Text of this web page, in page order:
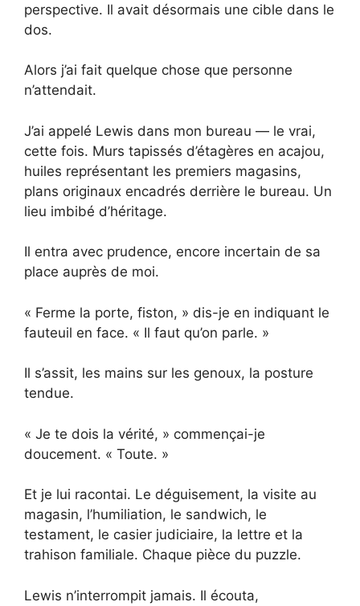
perspective. Il avait désormais une cible dans le
dos.
Alors j’ai fait quelque chose que personne
n’attendait.
J’ai appelé Lewis dans mon bureau — le vrai,
cette fois. Murs tapissés d’étagères en acajou,
huiles représentant les premiers magasins,
plans originaux encadrés derrière le bureau. Un
lieu imbibé d’héritage.
Il entra avec prudence, encore incertain de sa
place auprès de moi.
« Ferme la porte, fiston, » dis-je en indiquant le
fauteuil en face. « Il faut qu’on parle. »
Il s’assit, les mains sur les genoux, la posture
tendue.
« Je te dois la vérité, » commençai-je
doucement. « Toute. »
Et je lui racontai. Le déguisement, la visite au
magasin, l’humiliation, le sandwich, le
testament, le casier judiciaire, la lettre et la
trahison familiale. Chaque pièce du puzzle.
Lewis n’interrompit jamais. Il écouta,